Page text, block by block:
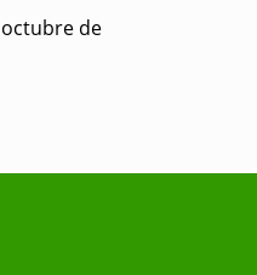
octubre de